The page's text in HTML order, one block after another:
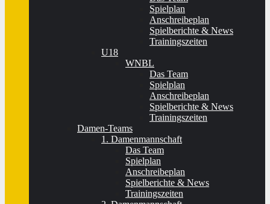
Spielplan
Anschreibeplan
Spielberichte & News
Trainingszeiten
U18
WNBL
Das Team
Spielplan
Anschreibeplan
Spielberichte & News
Trainingszeiten
Damen-Teams
1. Damenmannschaft
Das Team
Spielplan
Anschreibeplan
Spielberichte & News
Trainingszeiten